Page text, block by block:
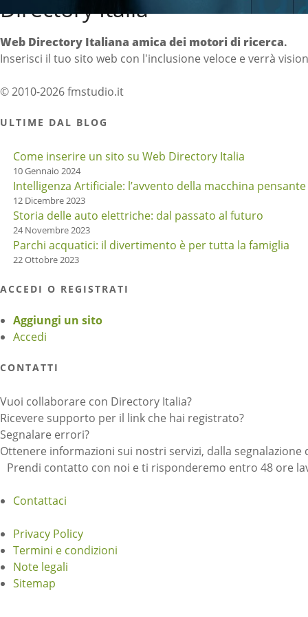
Directory Italia
Web Directory Italiana amica dei motori di ricerca.
Inserisci il tuo sito web con l'inclusione veloce e verrà
© 2010-2026 fmstudio.it
ULTIME DAL BLOG
Come inserire un sito su Web Directory Italia
10 Gennaio 2024
Intelligenza Artificiale: l’avvento della macchina pensante
12 Dicembre 2023
Storia delle auto elettriche: dal passato al futuro
24 Novembre 2023
Parchi acquatici: il divertimento è per tutta la famiglia
22 Ottobre 2023
ACCEDI O REGISTRATI
Aggiungi un sito
Accedi
CONTATTI
Vuoi collaborare con Directory Italia?
Ricevere supporto per il link che hai registrato?
Segnalare errori?
Ottenere informazioni sui nostri servizi, dalla
Prendi contatto con noi e ti risponderemo entro 48 ore
Contattaci
Privacy Policy
Termini e condizioni
Note legali
Sitemap